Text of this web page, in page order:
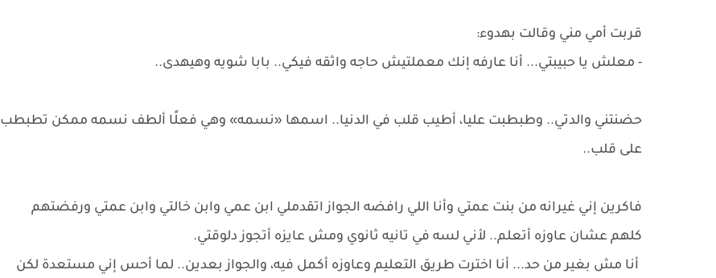
قربت أمي مني وقالت بهدوء:
- معلش يا حبيبتي... أنا عارفه إنك معملتيش حاجه واثقه فيكي.. بابا شويه وهيهدى..
حضنتني والدتي.. وطبطبت عليا، أطيب قلب في الدنيا.. اسمها «نسمه» وهي فعلًا ألطف نسمه ممكن تطبطب
على قلب..
فاكرين إني غيرانه من بنت عمتي وأنا اللي رافضه الجواز اتقدملي ابن عمي وابن خالتي وابن عمتي ورفضتهم
كلهم عشان عاوزه أتعلم.. لأني لسه في تانيه ثانوي ومش عايزه أتجوز دلوقتي.
أنا مش بغير من حد... أنا اخترت طريق التعليم وعاوزه أكمل فيه، والجواز بعدين.. لما أحس إني مستعدة لكن